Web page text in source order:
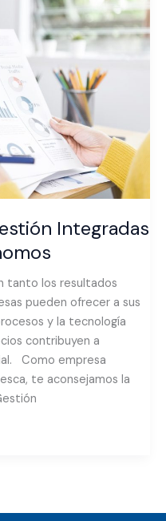
Integradas
tanto los resultados
pueden ofrecer a sus
y la tecnología
contribuyen a
Como empresa
te aconsejamos la